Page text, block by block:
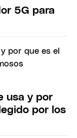
5G para
usa y por
por los